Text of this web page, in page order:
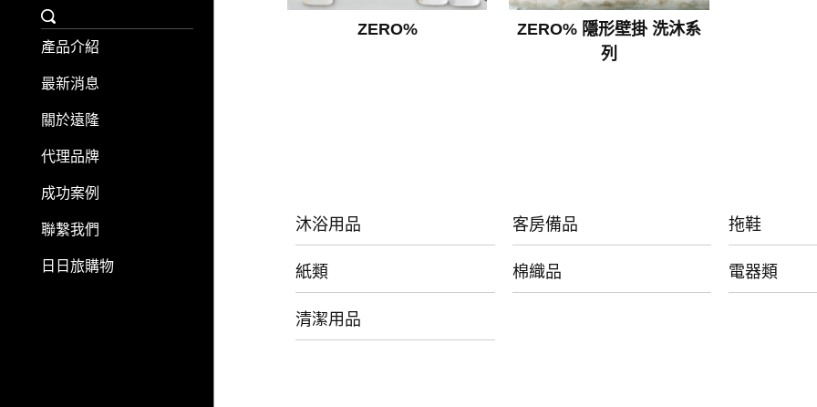
產品介紹
最新消息
關於遠隆
代理品牌
成功案例
聯繫我們
日日旅購物
ZERO%
ZERO% 隱形壁掛 洗沐系
列
沐浴用品 客房備品 拖鞋
紙類 棉織品 電器類
清潔用品